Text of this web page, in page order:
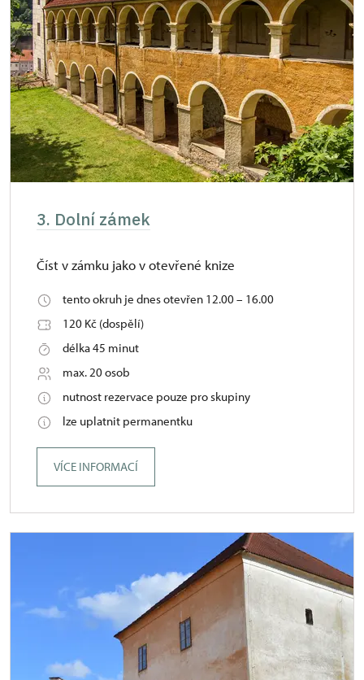
3. Dolní zámek
Číst v zámku jako v otevřené knize
tento okruh je dnes otevřen 12.00 – 16.00
120 Kč (dospělí)
délka 45 minut
max. 20 osob
nutnost rezervace pouze pro skupiny
lze uplatnit permanentku
VÍCE INFORMACÍ